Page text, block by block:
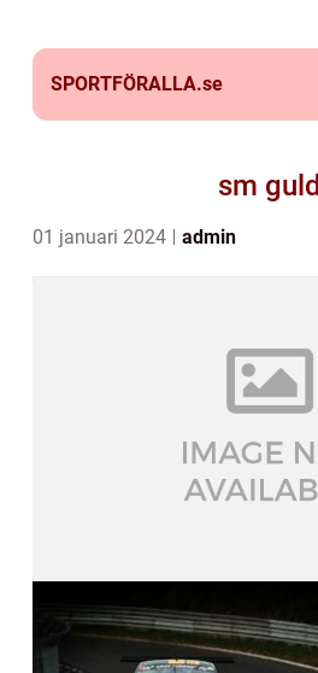
SPORTFÖRALLA.se
sm guld
01 januari 2024 admin